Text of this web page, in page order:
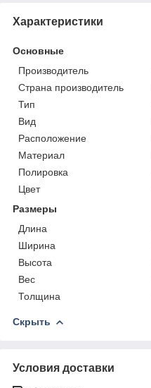
Характеристики
Основные
Производитель
Страна производитель
Тип
Вид
Расположение
Материал
Полировка
Цвет
Размеры
Длина
Ширина
Высота
Вес
Толщина
Скрыть
Условия доставки